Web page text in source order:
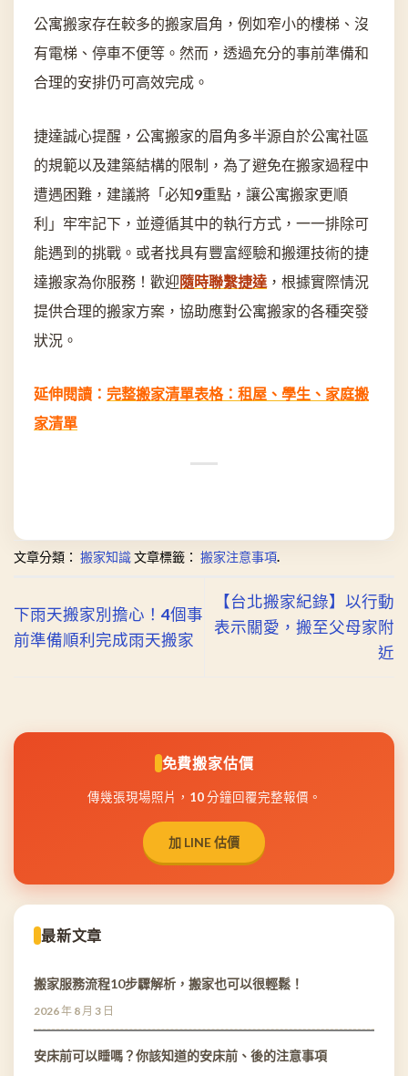
公寓搬家存在較多的搬家眉角，例如窄小的樓梯、沒
有電梯、停車不便等。然而，透過充分的事前準備和
合理的安排仍可高效完成。
捷達誠心提醒，公寓搬家的眉角多半源自於公寓社區
的規範以及建築結構的限制，為了避免在搬家過程中
遭遇困難，建議將「必知9重點，讓公寓搬家更順
利」牢牢記下，並遵循其中的執行方式，一一排除可
能遇到的挑戰。或者找具有豐富經驗和搬運技術的捷
達搬家為你服務！歡迎隨時聯繫捷達 ，根據實際情況
提供合理的搬家方案，協助應對公寓搬家的各種突發
狀況。
延伸閱讀： 完整搬家清單表格：租屋、學生、家庭搬
家清單
文章分類： 搬家知識 文章標籤： 搬家注意事項.
下雨天搬家別擔心！4個事
前準備順利完成雨天搬家
【台北搬家紀錄】以行動
表示關愛，搬至父母家附
近
免費搬家估價
傳幾張現場照片，10 分鐘回覆完整報價。
加 LINE 估價
最新文章
搬家服務流程10步驟解析，搬家也可以很輕鬆！
2026 年 8 月 3 日
安床前可以睡嗎？你該知道的安床前、後的注意事項